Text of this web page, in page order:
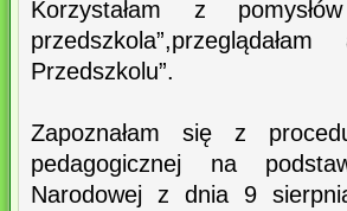
Korzystałam z
Przedszkolu”.
Zapoznałam się z
pedagogicznej na
Narodowej z dnia 9